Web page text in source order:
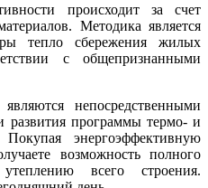
происходит за счет
Методика является
тепло сбережения жилых
с общепризнанными
непосредственными
развития программы термо- и
энергоэффективную
возможность полного
всего строения.